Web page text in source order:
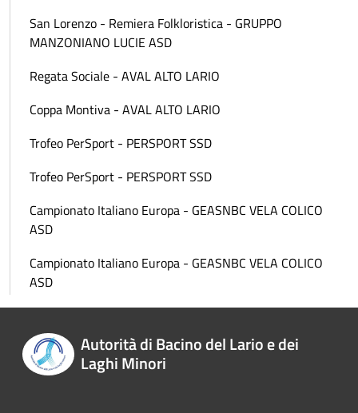
San Lorenzo - Remiera Folkloristica - GRUPPO
MANZONIANO LUCIE ASD
Regata Sociale - AVAL ALTO LARIO
Coppa Montiva - AVAL ALTO LARIO
Trofeo PerSport - PERSPORT SSD
Trofeo PerSport - PERSPORT SSD
Campionato Italiano Europa - GEASNBC VELA COLICO
ASD
Campionato Italiano Europa - GEASNBC VELA COLICO
ASD
Autorità di Bacino del Lario e dei
Laghi Minori